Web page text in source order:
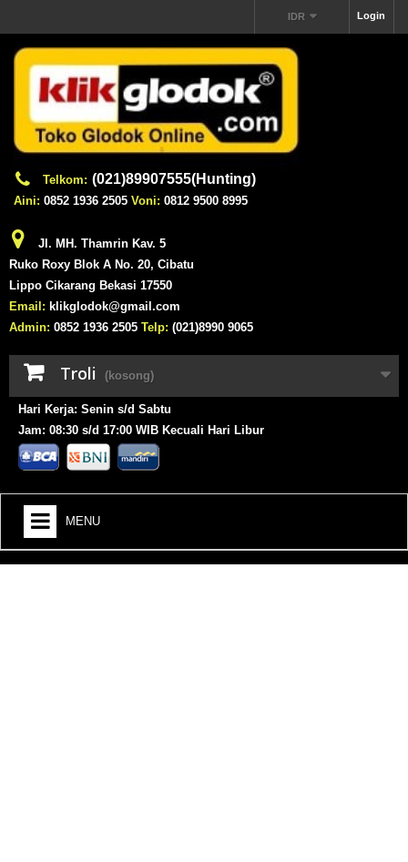
Login
IDR
Telkom: (021)89907555(Hunting)
Aini: 0852 1936 2505 Voni: 0812 9500 8995
Jl. MH. Thamrin Kav. 5
Ruko Roxy Blok A No. 20, Cibatu
Lippo Cikarang Bekasi 17550
Email: klikglodok@gmail.com
Admin: 0852 1936 2505 Telp: (021)8990 9065
Troli (kosong)
Hari Kerja: Senin s/d Sabtu
Jam: 08:30 s/d 17:00 WIB Kecuali Hari Libur
MENU